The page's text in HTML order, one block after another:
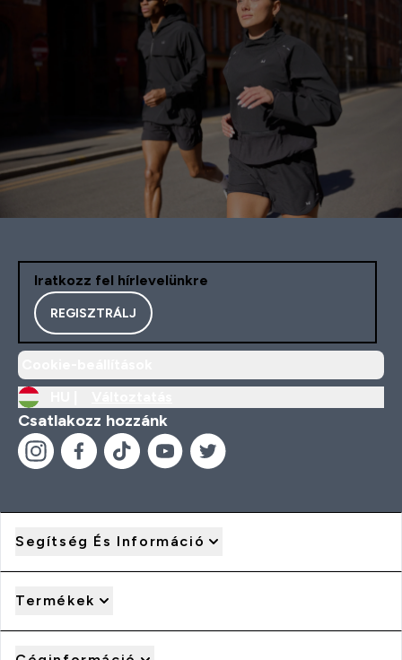
Iratkozz fel hírlevelünkre
REGISZTRÁLJ
Csatlakozz hozzánk
Segítség És Információ
Termékek